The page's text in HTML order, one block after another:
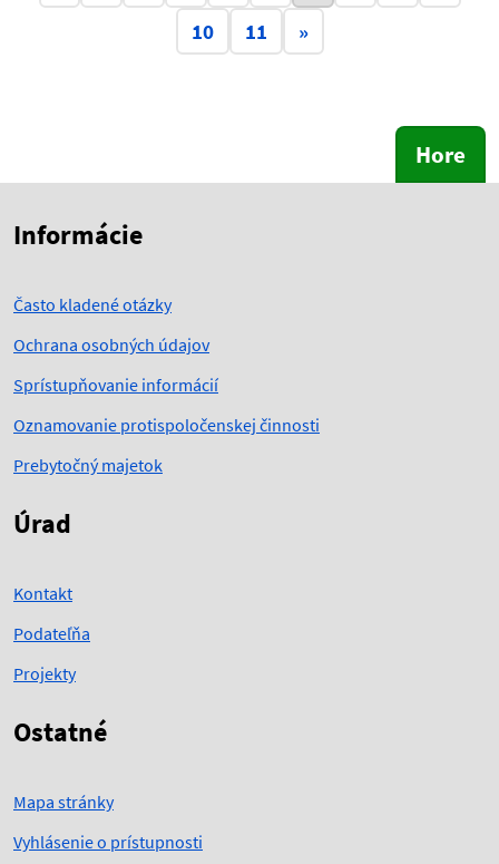
10
11 »
Hore
Informácie
Často kladené otázky
Ochrana osobných údajov
Sprístupňovanie informácií
Oznamovanie protispoločenskej činnosti
Prebytočný majetok
Úrad
Kontakt
Podateľňa
Projekty
Ostatné
Mapa stránky
Vyhlásenie o prístupnosti